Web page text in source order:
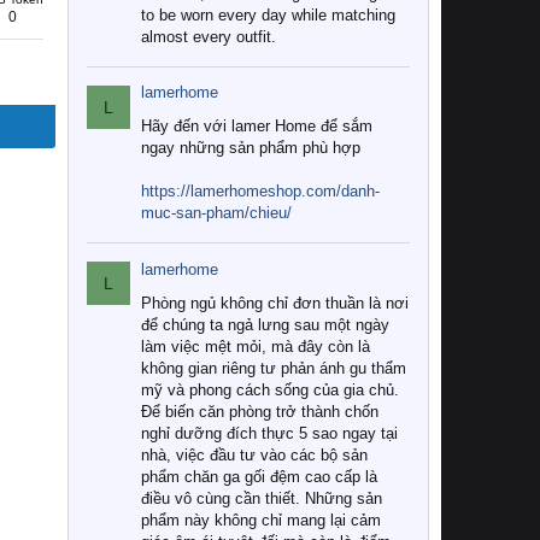
0
to be worn every day while matching
almost every outfit.
L
lamerhome
Hãy đến với lamer Home để sắm
ngay những sản phẩm phù hợp
https://lamerhomeshop.com/danh-
muc-san-pham/chieu/
L
lamerhome
Phòng ngủ không chỉ đơn thuần là nơi
để chúng ta ngả lưng sau một ngày
làm việc mệt mỏi, mà đây còn là
không gian riêng tư phản ánh gu thẩm
mỹ và phong cách sống của gia chủ.
Để biến căn phòng trở thành chốn
nghỉ dưỡng đích thực 5 sao ngay tại
nhà, việc đầu tư vào các bộ sản
phẩm chăn ga gối đệm cao cấp là
điều vô cùng cần thiết. Những sản
phẩm này không chỉ mang lại cảm